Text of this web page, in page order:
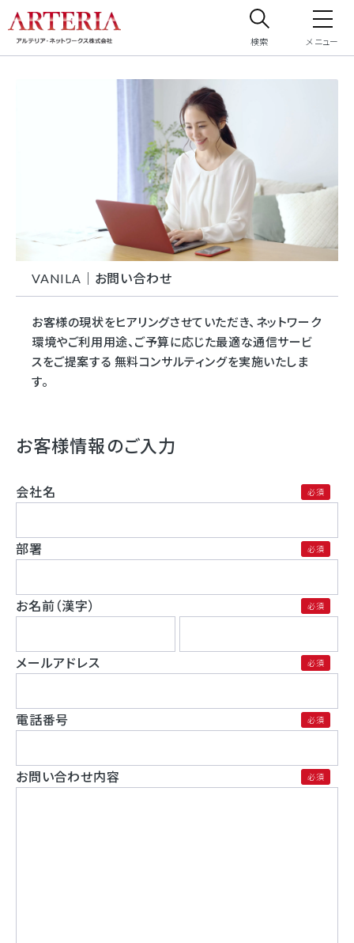
検索
サイト内検索
サイト内で検索したいフリーワードを入力してください。
メニュー
VANILA｜お問い合わせ
お客様の現状をヒアリングさせていただき、ネットワーク
環境やご利用用途、ご予算に応じた最適な通信サービ
スをご提案する 無料コンサルティングを実施いたしま
す。
お客様情報のご入力
会社名
部署
お名前（漢字）
メールアドレス
電話番号
お問い合わせ内容